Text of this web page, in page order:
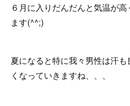
６月に入りだんだんと気温が
ます(^^;)
夏になると特に我々男性は汗
くなっていきますね、、、